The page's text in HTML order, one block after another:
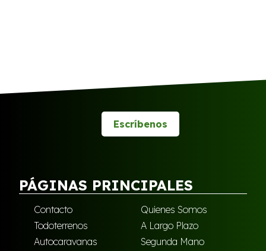
Escríbenos
PÁGINAS PRINCIPALES
Contacto
Quienes Somos
Todoterrenos
A Largo Plazo
Autocaravanas
Segunda Mano